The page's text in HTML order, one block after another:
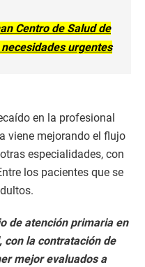
Centro de Salud de
urgentes
en la profesional
viene mejorando el flujo
especialidades, con
los pacientes que se
de atención primaria en
con la contratación de
mejor evaluados a